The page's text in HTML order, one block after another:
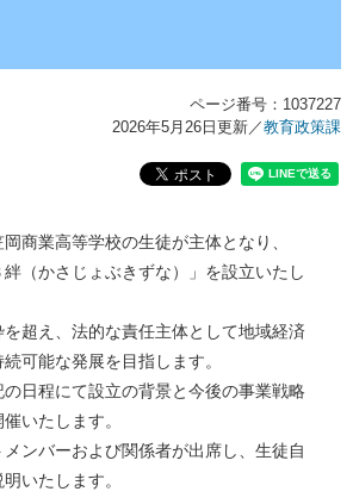
ページ番号：1037227
2026年5月26日更新／教育政策課
商業高等学校の生徒が主体となり、
絆（かさじょぶきずな）」を設立いたし
超え、法的な責任主体として地域経済
可能な発展を目指します。
日程にて設立の背景と今後の事業戦略
いたします。
ンバーおよび関係者が出席し、生徒自
いたします。